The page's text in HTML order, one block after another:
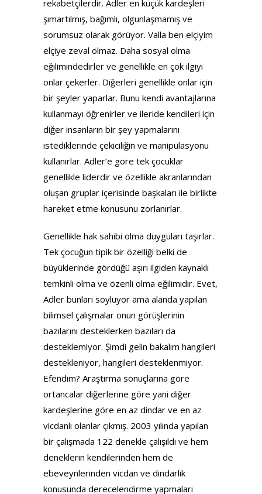
rekabetçilerdir. Adler en küçük kardeşleri
şımartılmış, bağımlı, olgunlaşmamış ve
sorumsuz olarak görüyor. Valla ben elçiyim
elçiye zeval olmaz. Daha sosyal olma
eğilimindedirler ve genellikle en çok ilgiyi
onlar çekerler. Diğerleri genellikle onlar için
bir şeyler yaparlar. Bunu kendi avantajlarına
kullanmayı öğrenirler ve ileride kendileri için
diğer insanların bir şey yapmalarını
istediklerinde çekiciliğin ve manipülasyonu
kullanırlar. Adler’e göre tek çocuklar
genellikle liderdir ve özellikle akranlarından
oluşan gruplar içerisinde başkaları ile birlikte
hareket etme konusunu zorlanırlar.
Genellikle hak sahibi olma duyguları taşırlar.
Tek çocuğun tipik bir özelliği belki de
büyüklerinde gördüğü aşırı ilgiden kaynaklı
temkinli olma ve özenli olma eğilimidir. Evet,
Adler bunları söylüyor ama alanda yapılan
bilimsel çalışmalar onun görüşlerinin
bazılarını desteklerken bazıları da
desteklemiyor. Şimdi gelin bakalım hangileri
destekleniyor, hangileri desteklenmiyor.
Efendim? Araştırma sonuçlarına göre
ortancalar diğerlerine göre yani diğer
kardeşlerine göre en az dindar ve en az
vicdanlı olanlar çıkmış. 2003 yılında yapılan
bir çalışmada 122 denekle çalışıldı ve hem
deneklerin kendilerinden hem de
ebeveynlerinden vicdan ve dindarlık
konusunda derecelendirme yapmaları